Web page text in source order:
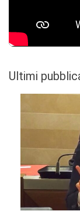
Ultimi